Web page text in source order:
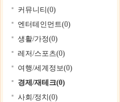
커뮤니티(0)
엔터테인먼트(0)
생활/가정(0)
레저/스포츠(0)
여행/세계정보(0)
경제/재테크(0)
사회/정치(0)